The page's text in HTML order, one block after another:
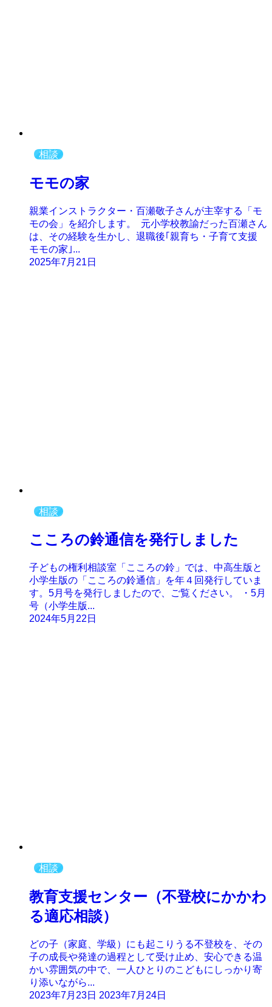
相談
モモの家
親業インストラクター・百瀬敬子さんが主宰する「モ
モの会」を紹介します。 元小学校教諭だった百瀬さん
は、その経験を生かし、退職後｢親育ち・子育て支援
モモの家｣...
2025年7月21日
相談
こころの鈴通信を発行しました
子どもの権利相談室「こころの鈴」では、中高生版と
小学生版の「こころの鈴通信」を年４回発行していま
す。5月号を発行しましたので、ご覧ください。 ・5月
号（小学生版...
2024年5月22日
相談
教育支援センター（不登校にかかわ
る適応相談）
どの子（家庭、学級）にも起こりうる不登校を、その
子の成長や発達の過程として受け止め、安心できる温
かい雰囲気の中で、一人ひとりのこどもにしっかり寄
り添いながら...
2023年7月23日 2023年7月24日